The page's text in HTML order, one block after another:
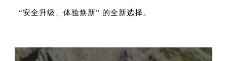
“安全升级、体验焕新” 的全新选择。